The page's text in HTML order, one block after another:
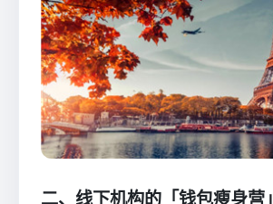
二、线下机构的「钱包瘦身营」